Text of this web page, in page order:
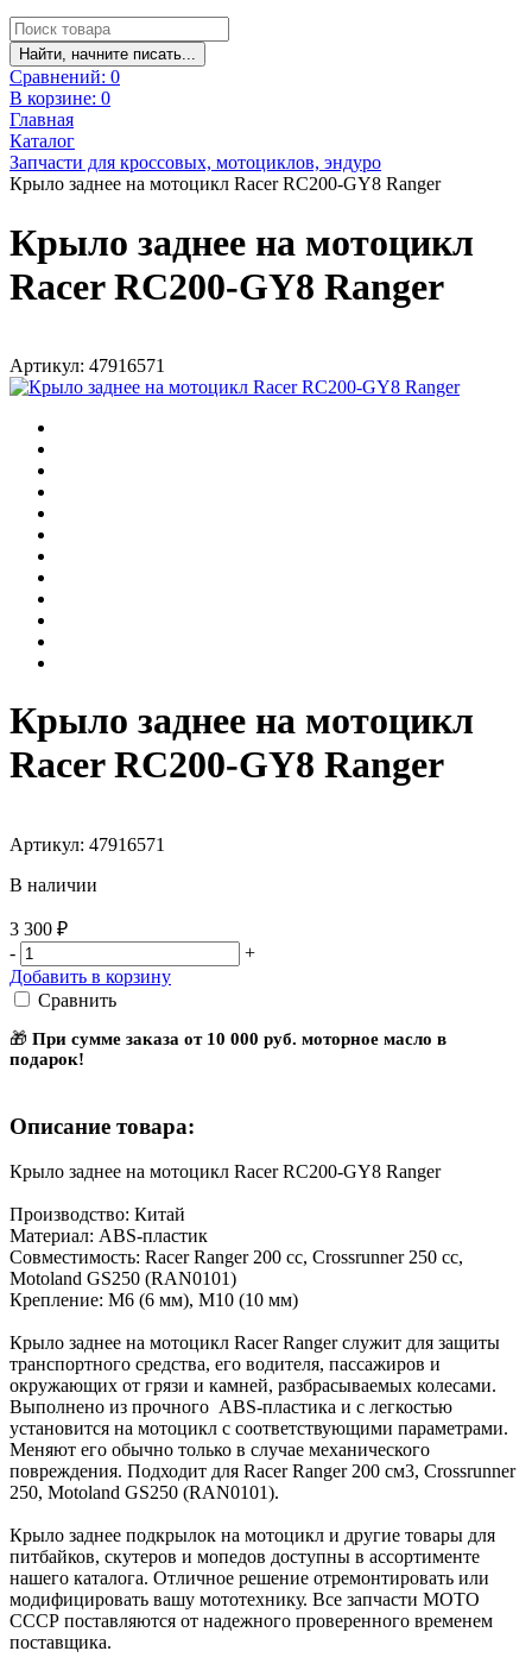
Найти, начните писать...
Сравнений: 0
В корзине: 0
Главная
Каталог
Запчасти для кроссовых, мотоциклов, эндуро
Крыло заднее на мотоцикл Racer RC200-GY8 Ranger
Крыло заднее на мотоцикл
Racer RC200-GY8 Ranger
Артикул: 47916571
Крыло заднее на мотоцикл
Racer RC200-GY8 Ranger
Артикул: 47916571
В наличии
3 300 ₽
-
+
Добавить в корзину
Сравнить
🎁 При сумме заказа от 10 000 руб. моторное масло в
подарок!
Описание товара:
Крыло заднее на мотоцикл Racer RC200-GY8 Ranger
Производство: Китай
Материал: ABS-пластик
Совместимость: Racer Ranger 200 сс, Crossrunner 250 сс,
Motoland GS250 (RAN0101)
Крепление: М6 (6 мм), М10 (10 мм)
Крыло заднее на мотоцикл Racer Ranger служит для защиты
транспортного средства, его водителя, пассажиров и
окружающих от грязи и камней, разбрасываемых колесами.
Выполнено из прочного ABS-пластика и с легкостью
установится на мотоцикл с соответствующими параметрами.
Меняют его обычно только в случае механического
повреждения. Подходит для Racer Ranger 200 см3, Crossrunner
250, Motoland GS250 (RAN0101).
Крыло заднее подкрылок на мотоцикл и другие товары для
питбайков, скутеров и мопедов доступны в ассортименте
нашего каталога. Отличное решение отремонтировать или
модифицировать вашу мототехнику. Все запчасти МОТО
СССР поставляются от надежного проверенного временем
поставщика.